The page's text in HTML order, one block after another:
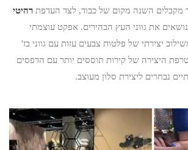
מקבלים השנה מקום של כבוד, לצד העדפת רהיטי
את גווני העץ הבהירים. אפקט עוצמתי
יצירתי של פלטות צבעים עזות עם גווני בז'
היצירה של קירות תוססים יותר עם הדפסים
נבחרים ליצירת סלון מעוצב.